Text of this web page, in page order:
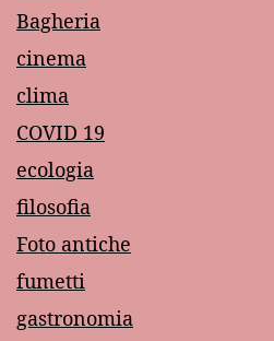
Bagheria
cinema
clima
COVID 19
ecologia
filosofia
Foto antiche
fumetti
gastronomia